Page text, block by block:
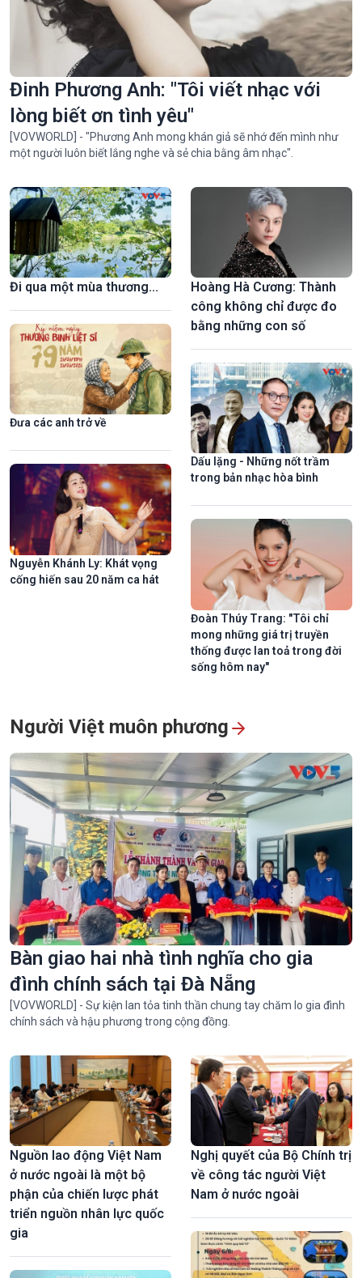
“Ngọc Nữ Trời Nam”- bộ sưu tập thời trang ấn tượng của NTK
trẻ Đỗ Quang Trường
Giới thiệu bộ sách “Fidel Castro Ruz – Obras Escogidas” tại
Việt Nam nhân kỷ niệm 100 năm ngày sinh Fidel Castro
Vẻ đẹp độc đáo của nhà thờ đá đậm bản sắc Tây Nguyên
Đố vui: Cá gì "béo tròn" xưa nay?
Hình ảnh ấn tượng đêm khai mạc liên hoan quốc tế võ cổ truyền
2026 tại Gia Lai
TRỰC TIẾP: Phiên khai mạc Kỳ họp không thường lệ thứ nhất,
Quốc hội khóa XVI
Đinh Phương Anh: "Tôi viết nhạc với
lòng biết ơn tình yêu"
[VOVWORLD] - "Phương Anh mong khán giả sẽ nhớ đến mình như
một người luôn biết lắng nghe và sẻ chia bằng âm nhạc".
Đi qua một mùa thương...
Đưa các anh trở về
Nguyễn Khánh Ly: Khát vọng
cống hiến sau 20 năm ca hát
Hoàng Hà Cương: Thành
công không chỉ được đo
bằng những con số
Dấu lặng - Những nốt trầm
trong bản nhạc hòa bình
Đoàn Thúy Trang: "Tôi chỉ
mong những giá trị truyền
thống được lan toả trong đời
sống hôm nay"
Người Việt muôn phương
Bàn giao hai nhà tình nghĩa cho gia
đình chính sách tại Đà Nẵng
[VOVWORLD] - Sự kiện lan tỏa tinh thần chung tay chăm lo gia đình
chính sách và hậu phương trong cộng đồng.
Nguồn lao động Việt Nam
ở nước ngoài là một bộ
phận của chiến lược phát
triển nguồn nhân lực quốc
gia
Nghị quyết của Bộ Chính trị
về công tác người Việt
Nam ở nước ngoài